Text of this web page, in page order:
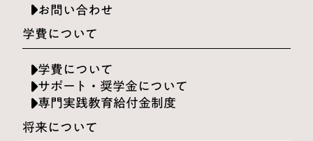
お問い合わせ
学費について
学費について
サポート・奨学金について
専門実践教育給付金制度
将来について